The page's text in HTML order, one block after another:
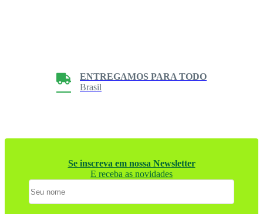
ENTREGAMOS PARA TODO
Brasil
Se inscreva em nossa Newsletter
E receba as novidades